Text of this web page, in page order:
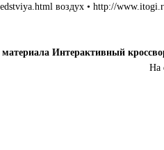
воздух • http://
Интерактивный
На